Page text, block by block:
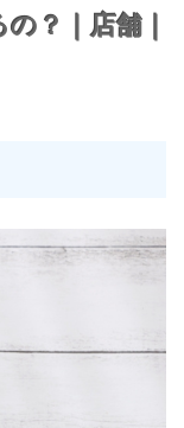
？｜店舗｜